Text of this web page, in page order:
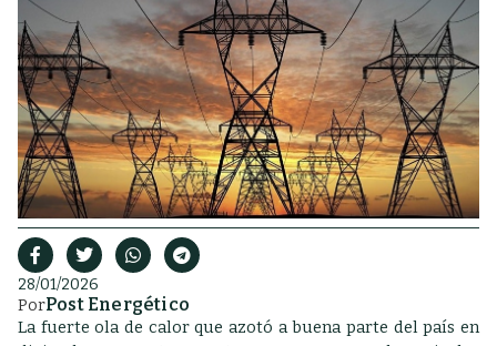
28/01/2026
PorPost Energético
La fuerte ola de calor que azotó a buena parte del país en